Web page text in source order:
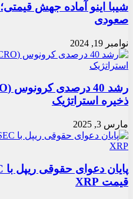
شیبا اینو آماده جهش
صعودی
نوامبر 19, 2024
ذخیره استراتژیک
مارس 3, 2025
قیمت XRP